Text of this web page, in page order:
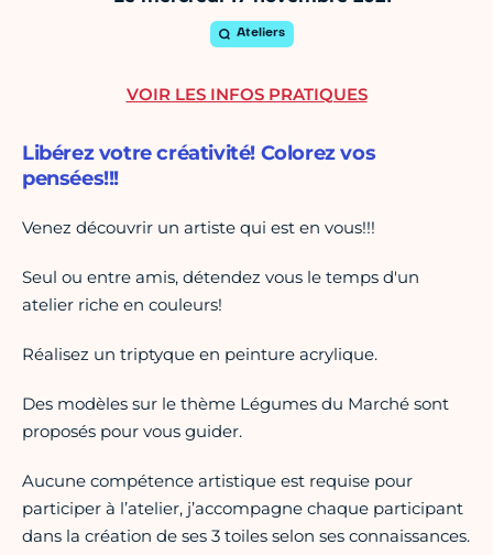
Ateliers
Libérez votre créativité! Colorez vos
pensées!!!
Venez découvrir un artiste qui est en vous!!!
Seul ou entre amis, détendez vous le temps d'un
atelier riche en couleurs!
Réalisez un triptyque en peinture acrylique.
Des modèles sur le thème Légumes du Marché sont
proposés pour vous guider.
Aucune compétence artistique est requise pour
participer à l’atelier, j’accompagne chaque participant
dans la création de ses 3 toiles selon ses connaissances.
VOIR LES INFOS PRATIQUES